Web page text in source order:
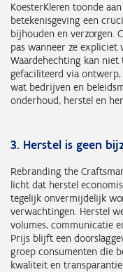
KoesterKleren toonde
betekenisgeving een
bijhouden en verzorgen.
pas wanneer ze
Waardehechting kan
gefaciliteerd via
wat bedrijven en
onderhoud, herstel en
3. Herstel is geen
Rebranding the
licht dat herstel
tegelijk onvermijdelijk
verwachtingen. Herstel
volumes, communicatie
Prijs blijft een
groep consumenten die
kwaliteit en